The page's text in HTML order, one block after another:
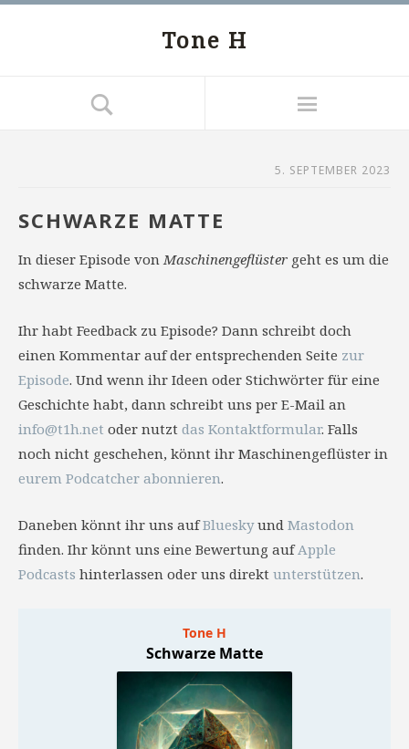
Tone H
5. SEPTEMBER 2023
SCHWARZE MATTE
In dieser Episode vonMaschinengeflüster geht es um die
schwarze Matte.
Ihr habt Feedback zu Episode? Dann schreibt doch
einen Kommentar auf der entsprechenden Seite zur
Episode. Und wenn ihr Ideen oder Stichwörter für eine
Geschichte habt, dann schreibt uns per E-Mail an
info@t1h.net oder nutzt das Kontaktformular. Falls
noch nicht geschehen, könnt ihr Maschinengeflüster in
eurem Podcatcher abonnieren.
Daneben könnt ihr uns aufBlueskyund Mastodon
finden. Ihr könnt uns eine Bewertung aufApple
Podcasts hinterlassen oder uns direkt unterstützen.